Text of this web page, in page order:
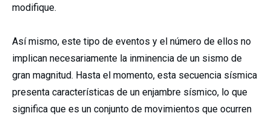
modifique.
Así mismo, este tipo de eventos y el número de ellos no
implican necesariamente la inminencia de un sismo de
gran magnitud. Hasta el momento, esta secuencia sísmica
presenta características de un enjambre sísmico, lo que
significa que es un conjunto de movimientos que ocurren